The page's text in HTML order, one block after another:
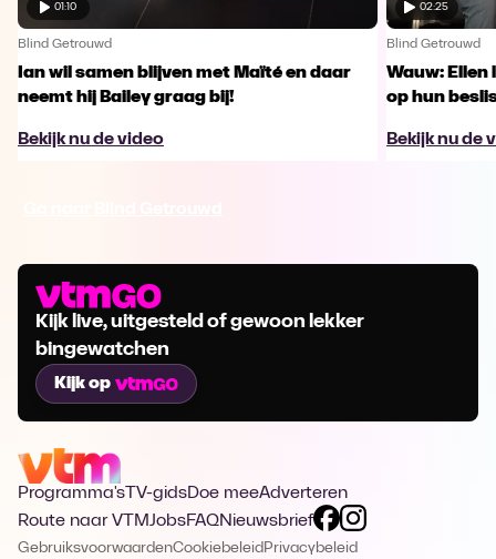
01:10
Blind Getrouwd
Ian wil samen blijven met Maïté en daar
neemt hij Bailey graag bij!
Bekijk nu de video
02:25
Blind Getrouwd
Wauw:
op hun
Bekijk nu de
Kijk live, uitgesteld of gewoon lekker
bingewatchen
Kijk op
Programma's TV-gidsDoe meeAdverteren
Route naar VTMJobsFAQNieuwsbrief
GebruiksvoorwaardenCookiebeleid Privacybeleid